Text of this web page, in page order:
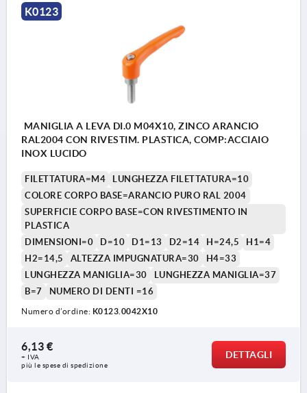
K0123
MANIGLIA A LEVA DI.0 M04X10, ZINCO ARANCIO
RAL2004 CON RIVESTIM. PLASTICA, COMP:ACCIAIO
INOX LUCIDO
FILETTATURA=M4
LUNGHEZZA FILETTATURA=10
COLORE CORPO BASE=ARANCIO PURO RAL 2004
SUPERFICIE CORPO BASE=CON RIVESTIMENTO IN
PLASTICA
DIMENSIONI=0
D=10 D1=13 D2=14 H=24,5
H1=4
H2=14,5
ALTEZZA IMPUGNATURA=30
H4=33
LUNGHEZZA MANIGLIA=30
LUNGHEZZA MANIGLIA=37
B=7
NUMERO DI DENTI =16
Numero d’ordine: K0123.0042X10
6,13 €
+ IVA
più le spese di spedizione
DETTAGLI